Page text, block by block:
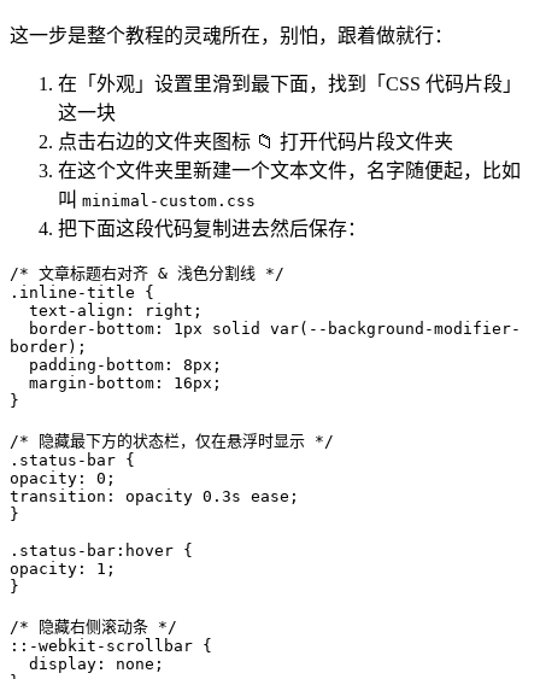
这一步是整个教程的灵魂所在，别怕，跟着做就行：
在「外观」设置里滑到最下面，找到「CSS 代码片段」
这一块
点击右边的文件夹图标 📁 打开代码片段文件夹
在这个文件夹里新建一个文本文件，名字随便起，比如
叫 minimal-custom.css
把下面这段代码复制进去然后保存：
/* 文章标题右对齐 & 浅色分割线 */
.inline-title {
  text-align
: right ;
  border-bottom
: 1 px solid var( --background-modifier-
border);
  padding-bottom
: 8px ;
  margin-bottom
: 16px ;
}
/* 隐藏最下方的状态栏，仅在悬浮时显示 */
.status-bar {
opacity : 0 ;
transition : opacity 0.3s ease ;
}
.status-bar :hover {
opacity : 1 ;
}
/* 隐藏右侧滚动条 */
::-webkit-scrollbar {
  display
: none ;